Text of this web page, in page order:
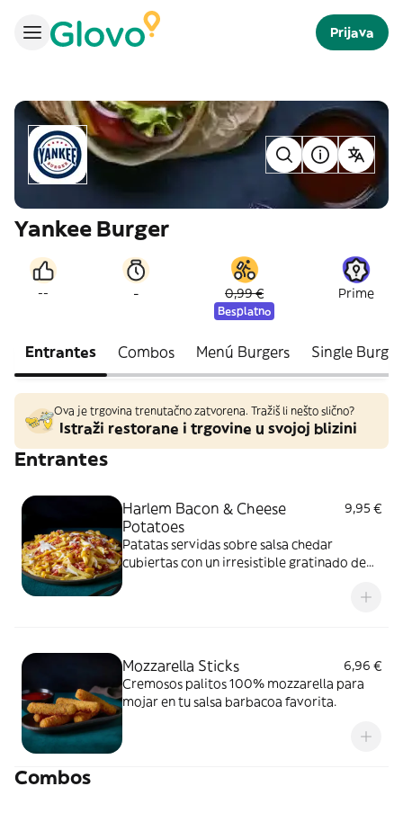
Prijava
Yankee Burger
-- - 0,99 €
Besplatno
Prime
Entrantes Combos Menú Burgers Single
Ova je trgovina trenutačno zatvorena. Tražiš li nešto slično?
Istraži restorane i trgovine u svojoj blizini
Entrantes
Harlem Bacon & Cheese
Potatoes
9,95 €
Patatas servidas sobre salsa chedar
cubiertas con un irresistible gratinado de
Mozzarella Sticks
6,96 €
Cremosos palitos 100% mozzarella para
mojar en tu salsa barbacoa favorita.
Combos